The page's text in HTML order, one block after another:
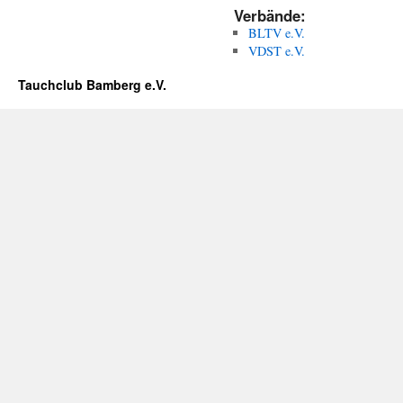
Verbände:
BLTV e.V.
VDST e.V.
Tauchclub Bamberg e.V.